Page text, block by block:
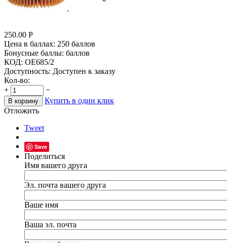
250.00 Р
Цена в баллах: 250 баллов
Бонусные баллы: баллов
КОД: OE685/2
Доступность: Доступен к заказу
Кол-во:
+
−
В корзину
Купить в один клик
Отложить
Tweet
Save
Поделиться
Имя вашего друга
Эл. почта вашего друга
Ваше имя
Ваша эл. почта